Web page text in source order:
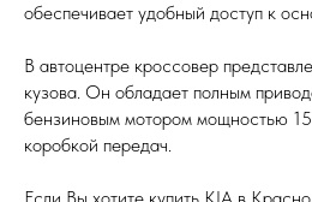
обеспечивает удобный доступ к
В автоцентре кроссовер
кузова. Он обладает полным
бензиновым мотором мощностью
коробкой передач.